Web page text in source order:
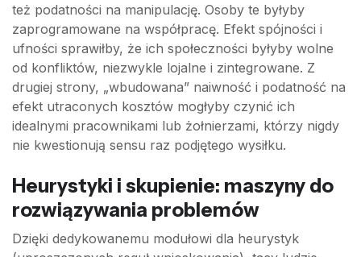
też podatności na manipulację. Osoby te byłyby
zaprogramowane na współpracę. Efekt spójności i
ufności sprawiłby, że ich społeczności byłyby wolne
od konfliktów, niezwykle lojalne i zintegrowane. Z
drugiej strony, „wbudowana” naiwność i podatność na
efekt utraconych kosztów mogłyby czynić ich
idealnymi pracownikami lub żołnierzami, którzy nigdy
nie kwestionują sensu raz podjętego wysiłku.
Heurystyki i skupienie: maszyny do
rozwiązywania problemów
Dzięki dedykowanemu modułowi dla heurystyk